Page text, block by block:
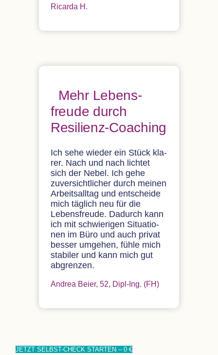
Ricarda H.
Mehr Lebens­
freude durch
Resilienz-Coaching
Ich sehe wie­der ein Stück kla­
rer. Nach und nach lich­tet
sich der Nebel. Ich gehe
zuver­sicht­li­cher durch mei­nen
Arbeits­all­tag und ent­scheide
mich täg­lich neu für die
Lebens­freude. Dadurch kann
ich mit schwie­ri­gen Situa­tio­
nen im Büro und auch pri­vat
bes­ser umge­hen, fühle mich
sta­bi­ler und kann mich gut
abgrenzen.
Andrea Beier, 52, Dipl-Ing. (FH)
JETZT SELBST-CHECK STAR­TEN – 0 €